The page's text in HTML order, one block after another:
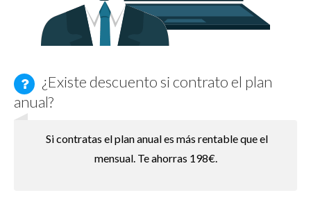
¿Existe descuento si contrato el plan
anual?
Si contratas el plan anual es más rentable que el
mensual. Te ahorras 198€.